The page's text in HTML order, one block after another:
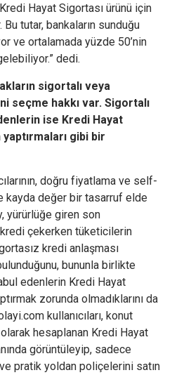
Hayat Sigortası ürünü için
tutar, bankaların sunduğu
ve ortalamada yüzde 50’nin
dedi.
sigortalı veya
seçme hakkı var. Sigortalı
ise Kredi Hayat
gibi bir
doğru fiyatlama ve self-
değer bir tasarruf elde
yürürlüğe giren son
çekerken tüketicilerin
kredi anlaşması
bununla birlikte
edenlerin Kredi Hayat
zorunda olmadıklarını da
kullanıcıları, konut
hesaplanan Kredi Hayat
görüntüleyip, sadece
pratik yoldan poliçelerini satın